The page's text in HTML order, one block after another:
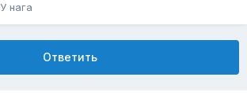
У нага
Ответить